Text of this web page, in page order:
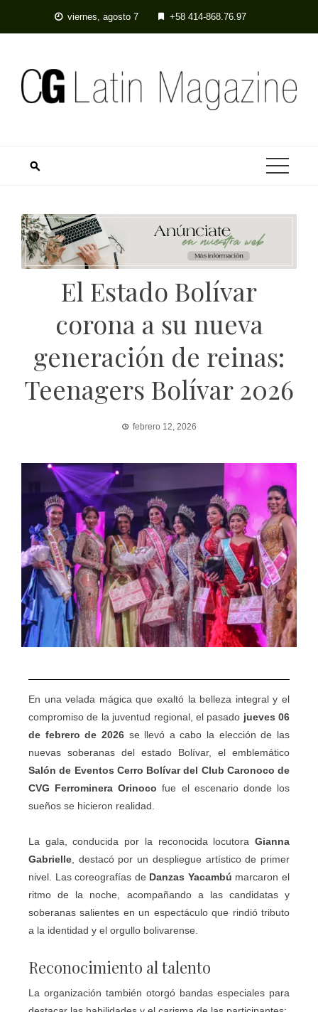
viernes, agosto 7 +58 414-868.76.97
El Estado Bolívar
corona a su nueva
generación de reinas:
Teenagers Bolívar 2026
febrero 12, 2026
En una velada mágica que exaltó la belleza integral y el
compromiso de la juventud regional, el pasado jueves 06
de febrero de 2026se llevó a cabo la elección de las
nuevas soberanas del estado Bolívar, el emblemático
Salón de Eventos Cerro Bolívar del Club Caronoco de
CVG Ferrominera Orinoco fue el escenario donde los
sueños se hicieron realidad.
La gala, conducida por la reconocida locutora Gianna
Gabrielle , destacó por un despliegue artístico de primer
nivel. Las coreografías de Danzas Yacambú marcaron el
ritmo de la noche, acompañando a las candidatas y
soberanas salientes en un espectáculo que rindió tributo
a la identidad y el orgullo bolivarense.
Reconocimiento al talento
La organización también otorgó bandas especiales para